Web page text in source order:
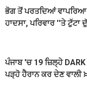
ਭੋਗ ਤੋਂ ਪਰਤਦਿਆਂ
ਹਾਦਸਾ, ਪਰਿਵਾਰ ''ਤੇ ਟੁੱਟਾ
ਪੰਜਾਬ 'ਚ 19 ਜ਼ਿਲ੍ਹੇ
ਪੜ੍ਹੋ ਹੈਰਾਨ ਕਰ ਦੇਣ ਵਾਲੀ